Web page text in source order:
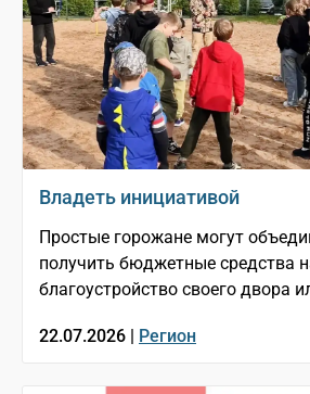
Владеть инициативой
Простые горожане могут
получить бюджетные средства
благоустройство своего двора
22.07.2026 | Регион